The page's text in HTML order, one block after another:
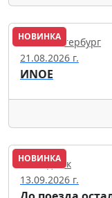
НОВИНКА
Санкт-Петербург
21.08.2026 г.
ИNОЕ
НОВИНКА
Геленджик
13.09.2026 г.